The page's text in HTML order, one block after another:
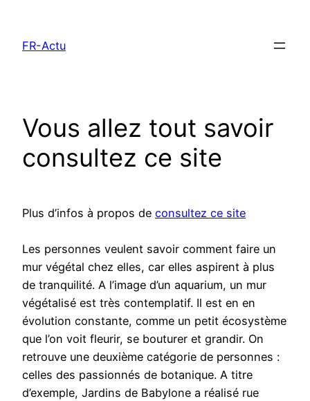
contenu
FR-Actu
Vous allez tout savoir
consultez ce site
Plus d’infos à propos de consultez ce site
Les personnes veulent savoir comment faire un
mur végétal chez elles, car elles aspirent à plus
de tranquilité. A l’image d’un aquarium, un mur
végétalisé est très contemplatif. Il est en en
évolution constante, comme un petit écosystème
que l’on voit fleurir, se bouturer et grandir. On
retrouve une deuxième catégorie de personnes :
celles des passionnés de botanique. A titre
d’exemple, Jardins de Babylone a réalisé rue